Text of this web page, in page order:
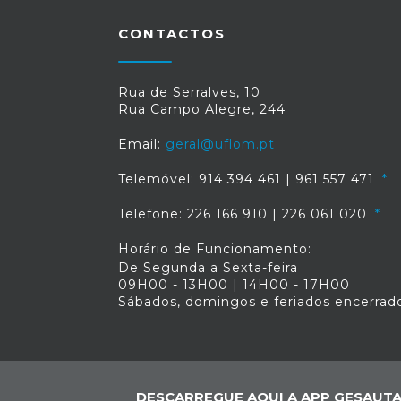
CONTACTOS
Rua de Serralves, 10
Rua Campo Alegre, 244
Email: geral@uflom.pt
Telemóvel: 914 394 461 | 961 557 471
Telefone: 226 166 910 | 226 061 020
Horário de Funcionamento:
De Segunda a Sexta-feira
09H00 - 13H00 | 14H00 - 17H00
Sábados, domingos e feriados
DESCARREGUE AQUI A APP